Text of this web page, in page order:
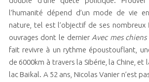
l’humanité dépend d’un mode de vie
nature, tel est l’objectif de ses
ouvrages dont le dernier Avec mes chiens
fait revivre à un rythme époustouflant,
de 6000km à travers la Sibérie, la Chine, et
lac Baïkal. A 52 ans, Nicolas Vanier n’est